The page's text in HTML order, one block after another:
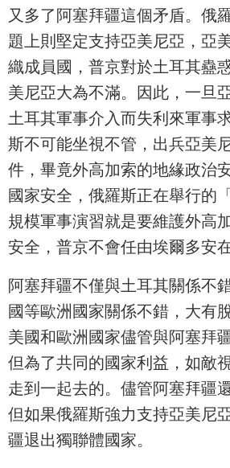
又多了阿塞拜疆這個矛盾。俄
題上則堅定支持亞美尼亞，亞
織成員國，普京對於土耳其蠱
美尼亞大為不滿。因此，一旦
土耳其軍事介入而失利來軍事
斯不可能坐視不管，出兵亞美
件，畢竟外高加索的地緣政治
國家安全，俄羅斯正在舉行的
規模軍事演習就是要維護外高
安全，普京不會任由埃爾多安
阿塞拜疆不僅與土耳其關係不
國等歐洲國家關係不錯，大有
美國和歐洲國家儘管與阿塞拜
但為了共同的國家利益，如敵
走到一起去的。儘管阿塞拜疆
但如果俄羅斯強力支持亞美尼
疆退出獨聯體國家。